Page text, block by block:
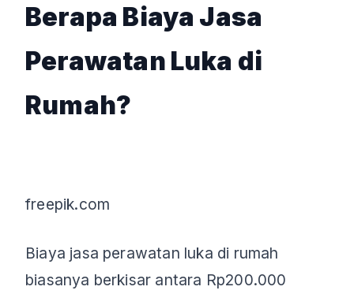
Berapa Biaya Jasa
Perawatan Luka di
Rumah?
freepik.com
Biaya jasa perawatan luka di rumah
biasanya berkisar antara Rp200.000